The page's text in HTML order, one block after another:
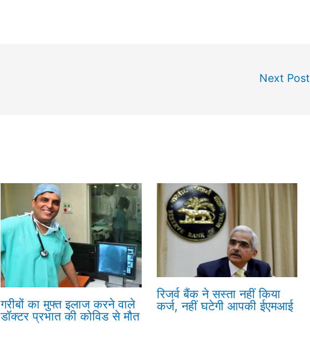
Next Post
गरीबों का मुफ्त इलाज करने वाले
डॉक्टर प्रभात की कोविड से मौत
रिजर्व बैंक ने सस्ता नहीं किया
कर्ज, नहीं घटेगी आपकी ईएमआई